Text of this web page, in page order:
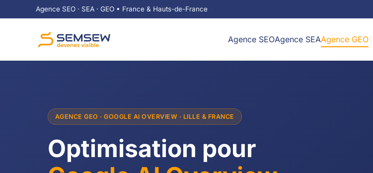
Agence SEO · SEA · GEO • France & Hauts-de-France
Agence SEOAgence SEAAgence GEO
AGENCE GEO · GOOGLE AI OVERVIEW · LILLE & FRANCE
Optimisation pour